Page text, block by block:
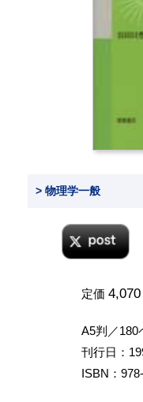
> 物理学一般
定価 4,070
A5判／180
刊行日：
ISBN：